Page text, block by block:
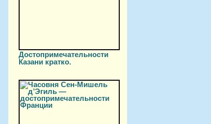
Достопримечательности
Казани кратко.